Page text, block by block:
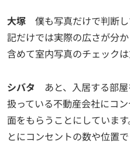
大塚 僕も写真だけで判断
記だけでは実際の広さが分
含めて室内写真のチェック
シバタ あと、入居する部
扱っている不動産会社にコ
面をもらうことにしていま
とにコンセントの数や位置